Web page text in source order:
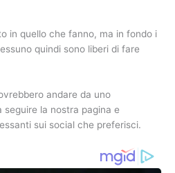
in quello che fanno, ma in fondo i
quindi sono liberi di fare
andare da uno
la nostra pagina e
sui social che preferisci.